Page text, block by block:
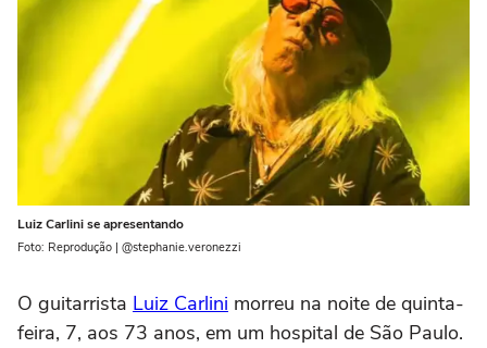
Luiz Carlini se apresentando
Foto: Reprodução | @stephanie.veronezzi
O guitarrista Luiz Carlini morreu na noite de quinta-
feira, 7, aos 73 anos, em um hospital de São Paulo.